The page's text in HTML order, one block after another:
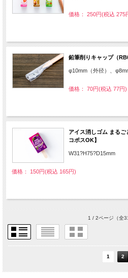
価格： 250円(税込 275
鉛筆削りキャップ（
φ10mm（外径）、
価格： 70円(税込 77円)
アイス消しゴム まる
コポスOK】
W31?H75?D15mm
価格： 150円(税込 165円)
1 / 2ページ（全
1 2